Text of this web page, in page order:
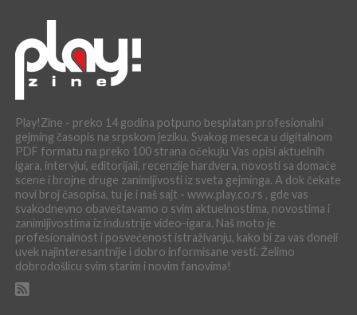
Play!Zine - preko 14 godina potpuno besplatan profesionalni
gejming časopis na srpskom jeziku. Svakog meseca u digitalnom
PDF formatu na preko 100 strana očekuju Vas opisi aktuelnih
igara, intervjui, editorijali, recenzije hardvera, novosti sa domaće
scene i brojne druge zanimljivosti iz sveta gejminga. A dok čekate
novi broj časopisa, tu je i naš sajt - www.play.co.rs , gde vas
svakodnevno obaveštavamo o svim aktuelnostima, novostima i
zanimljivostima iz industrije video-igara. Naš moto je
profesionalnost i posvećenost istraživanju, kako bi za vas doneli
uvek najinteresantnije i dobro informisane vesti. Želimo
dobrodošlicu svim starim i novim fanovima!